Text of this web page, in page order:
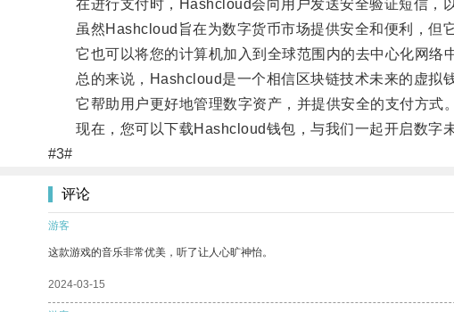
在进行支付时，Hashcloud会向用户发送安全验证短信，以
虽然Hashcloud旨在为数字货币市场提供安全和便利，但它
它也可以将您的计算机加入到全球范围内的去中心化网络中
总的来说，Hashcloud是一个相信区块链技术未来的虚拟钱
它帮助用户更好地管理数字资产，并提供安全的支付方式。
现在，您可以下载Hashcloud钱包，与我们一起开启数字未
#3#
评论
游客
这款游戏的音乐非常优美，听了让人心旷神怡。
2024-03-15